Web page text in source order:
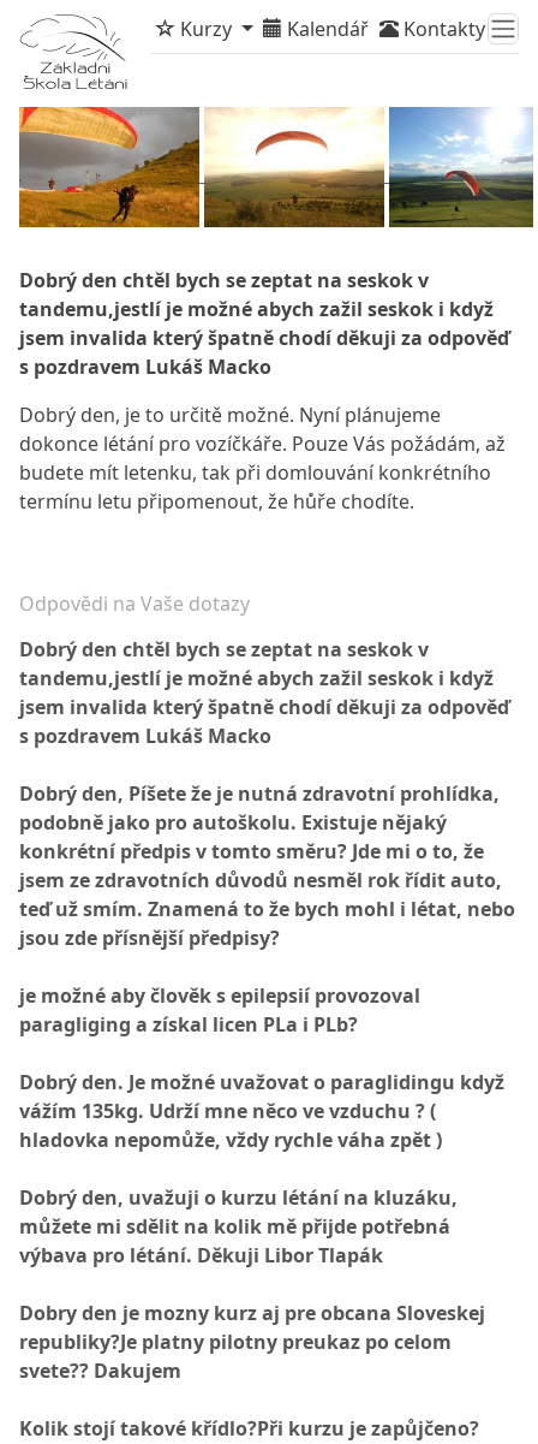
Kurzy Kalendář Kontakty
Odpovědi na Vaše dotazy
Dobrý den chtěl bych se zeptat na seskok v
tandemu,jestlí je možné abych zažil seskok i když
jsem invalida který špatně chodí děkuji za odpověď
s pozdravem Lukáš Macko
Dobrý den, Píšete že je nutná zdravotní prohlídka,
podobně jako pro autoškolu. Existuje nějaký
konkrétní předpis v tomto směru? Jde mi o to, že
jsem ze zdravotních důvodů nesměl rok řídit auto,
teď už smím. Znamená to že bych mohl i létat, nebo
jsou zde přísnější předpisy?
je možné aby člověk s epilepsií provozoval
paragliging a získal licen PLa i PLb?
Dobrý den. Je možné uvažovat o paraglidingu když
vážím 135kg. Udrží mne něco ve vzduchu ? (
hladovka nepomůže, vždy rychle váha zpět )
Dobrý den, uvažuji o kurzu létání na kluzáku,
můžete mi sdělit na kolik mě přijde potřebná
výbava pro létání. Děkuji Libor Tlapák
Dobry den je mozny kurz aj pre obcana Sloveskej
republiky?Je platny pilotny preukaz po celom
svete?? Dakujem
Kolik stojí takové křídlo?Při kurzu je zapůjčeno?
Dobrý den chtěl bych se zeptat na seskok v
tandemu,jestlí je možné abych zažil seskok i když
jsem invalida který špatně chodí děkuji za odpověď
s pozdravem Lukáš Macko
Dobrý den, je to určitě možné. Nyní plánujeme
dokonce létání pro vozíčkáře. Pouze Vás požádám, až
budete mít letenku, tak při domlouvání konkrétního
termínu letu připomenout, že hůře chodíte.